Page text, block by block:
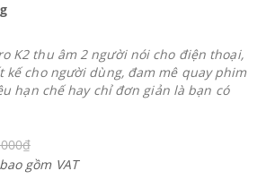
K2 thu âm 2 người nói cho điện thoại,
kế cho người dùng, đam mê quay phim
hạn chế hay chỉ đơn giản là bạn có
gồm VAT